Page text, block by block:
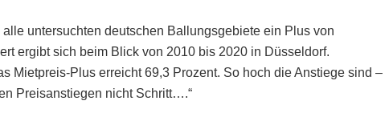
untersuchten deutschen Ballungsgebiete ein Plus von
ergibt sich beim Blick von 2010 bis 2020 in Düsseldorf.
Mietpreis-Plus erreicht 69,3 Prozent. So hoch die Anstiege sind –
Preisanstiegen nicht Schritt….“